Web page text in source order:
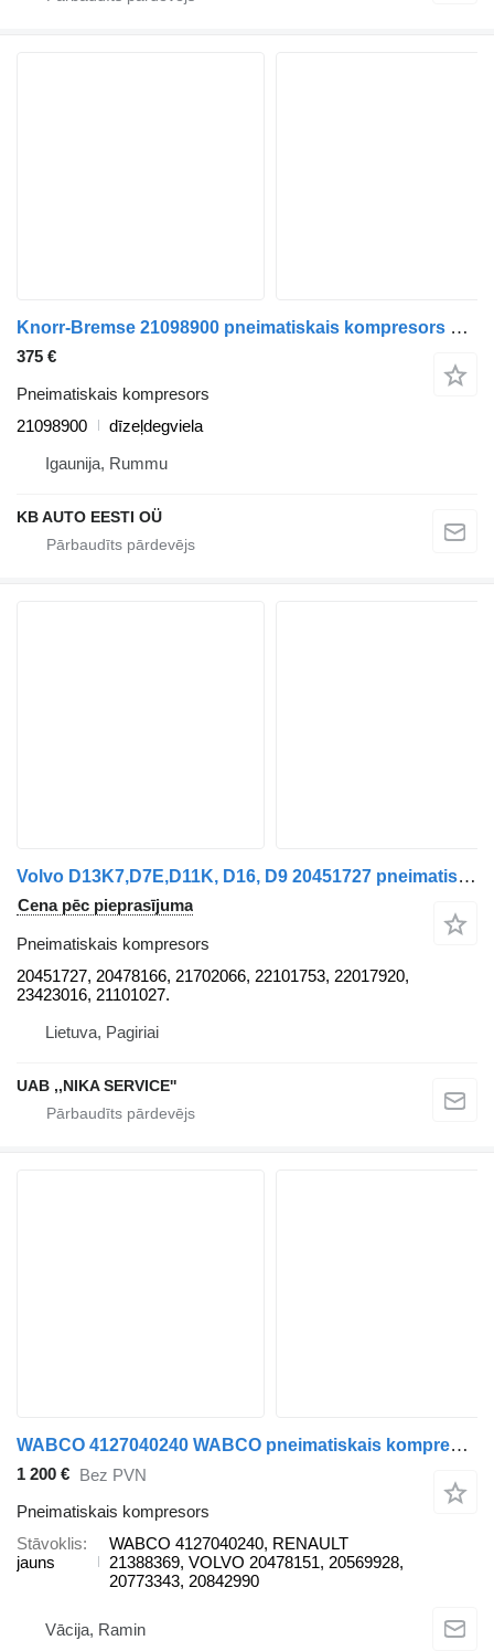
Knorr-Bremse 21098900 pneimatiskais kompresors paredzēts Volvo FH12, FH16, NH12, FH, VNL780 (1993-2014) vilcēja
375 €
Pneimatiskais kompresors
21098900
dīzeļdegviela
Igaunija, Rummu
KB AUTO EESTI OÜ
Volvo D13K7,D7E,D11K, D16, D9 20451727 pneimatiskais kompresors paredzēts vilcēja
Cena pēc pieprasījuma
Pneimatiskais kompresors
20451727, 20478166, 21702066, 22101753, 22017920,
23423016, 21101027.
Lietuva, Pagiriai
UAB ,,NIKA SERVICE''
WABCO 4127040240 WABCO pneimatiskais kompresors paredzēts Volvo vilcēja
1 200 € Bez PVN
Pneimatiskais kompresors
Stāvoklis
jauns
WABCO 4127040240, RENAULT
21388369, VOLVO 20478151, 20569928,
20773343, 20842990
Vācija, Ramin